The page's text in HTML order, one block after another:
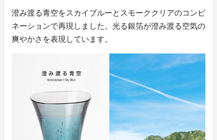
澄み渡る青空をスカイブルーとスモーククリアのコンビ
ネーションで再現しました。光る銀箔が澄み渡る空気の
爽やかさを表現しています。